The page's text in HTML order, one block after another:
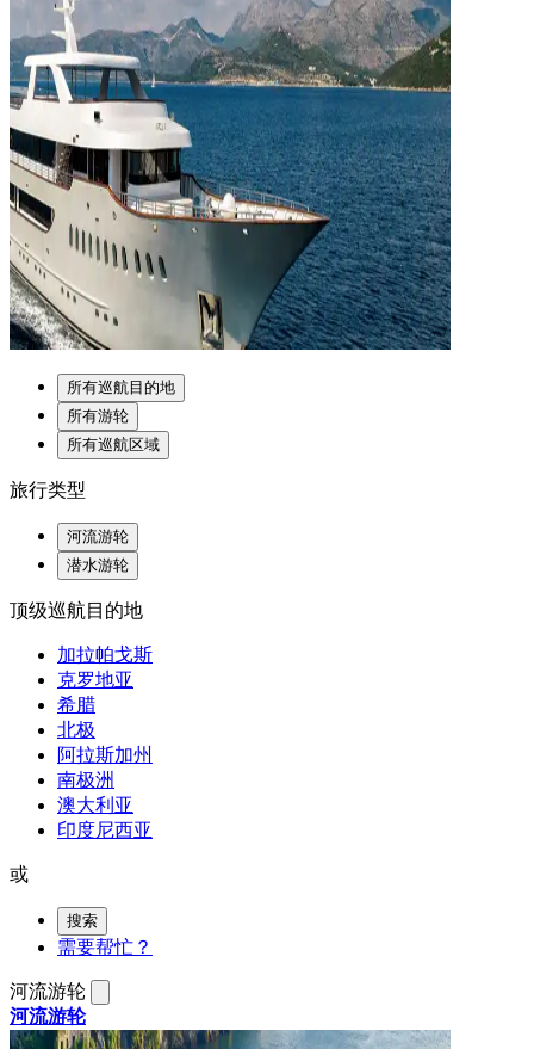
所有巡航目的地
所有游轮
所有巡航区域
旅行类型
河流游轮
潜水游轮
顶级巡航目的地
加拉帕戈斯
克罗地亚
希腊
北极
阿拉斯加州
南极洲
澳大利亚
印度尼西亚
或
搜索
需要帮忙？
河流游轮
河流游轮